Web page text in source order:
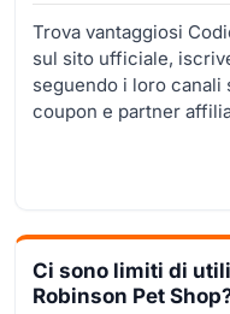
Trova vantaggiosi
sul sito ufficiale,
seguendo i loro canali
coupon e partner
Ci sono limiti di
Robinson Pet